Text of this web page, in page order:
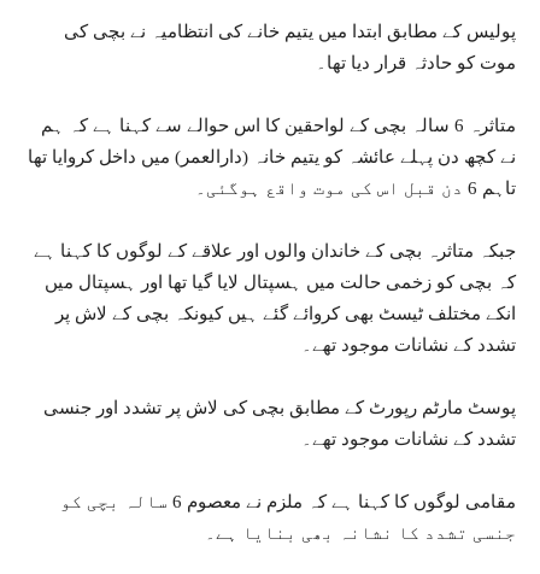
پولیس کے مطابق ابتدا میں یتیم خانے کی انتظامیہ نے بچی کی
موت کو حادثہ قرار دیا تھا۔
متاثرہ 6 سالہ بچی کے لواحقین کا اس حوالے سے کہنا ہے کہ ہم
نے کچھ دن پہلے عائشہ کو یتیم خانہ (دارالعمر) میں داخل کروایا تھا
تاہم 6 دن قبل اس کی موت واقع ہوگئی۔
جبکہ متاثرہ بچی کے خاندان والوں اور علاقے کے لوگوں کا کہنا ہے
کہ بچی کو زخمی حالت میں ہسپتال لایا گیا تھا اور ہسپتال میں
انکے مختلف ٹیسٹ بھی کروائے گئے ہیں کیونکہ بچی کے لاش پر
تشدد کے نشانات موجود تھے۔
پوسٹ مارٹم رپورٹ کے مطابق بچی کی لاش پر تشدد اور جنسی
تشدد کے نشانات موجود تھے۔
مقامی لوگوں کا کہنا ہے کہ ملزم نے معصوم 6 سالہ بچی کو
جنسی تشدد کا نشانہ بھی بنایا ہے۔